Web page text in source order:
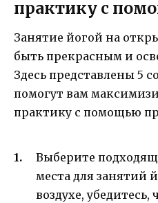
практику с
Занятие йогой на
быть прекрасным и
Здесь представлены 5
помогут вам
практику с помощью
Выберите
места для занятий
воздухе, убедитесь,